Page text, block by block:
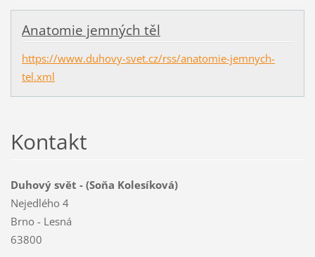
Anatomie jemných těl
https://www.duhovy-svet.cz/rss/anatomie-jemnych-
tel.xml
Kontakt
Duhový svět - (Soňa Kolesíková)
Nejedlého 4
Brno - Lesná
63800